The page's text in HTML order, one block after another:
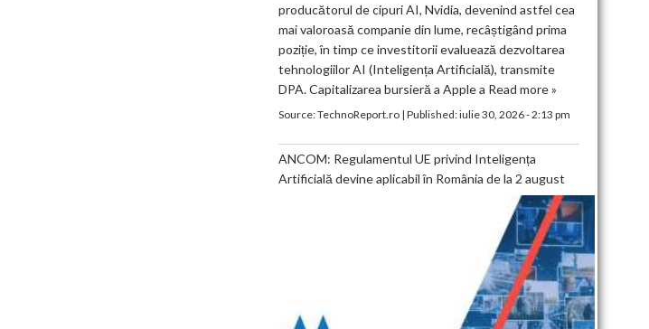
producătorul de cipuri AI, Nvidia, devenind astfel cea
mai valoroasă companie din lume, recâștigând prima
poziție, în timp ce investitorii evaluează dezvoltarea
tehnologiilor AI (Inteligența Artificială), transmite
DPA. Capitalizarea bursieră a Apple a Read more »
Source:TechnoReport.ro| Published:iulie 30, 2026 - 2:13 pm
ANCOM: Regulamentul UE privind Inteligența
Artificială devine aplicabil în România de la 2 august